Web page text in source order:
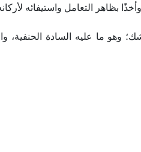
بظاهر التعامل واستيفائه
وهو ما عليه السادة الحنفية،